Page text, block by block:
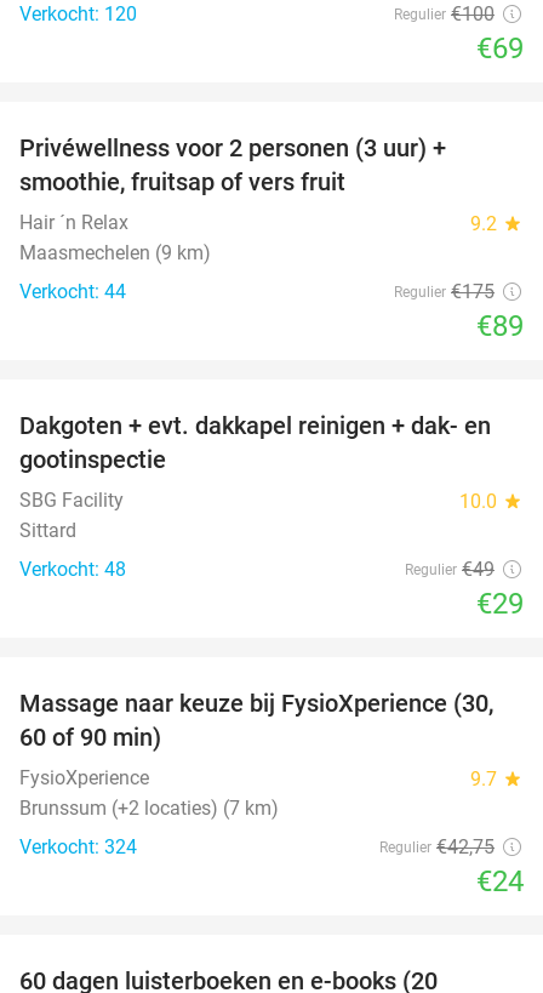
Verkocht: 120
Regulier €100
€69
Privéwellness voor 2 personen (3 uur) +
smoothie, fruitsap of vers fruit
Hair ´n Relax 9.2 star
Maasmechelen (9 km)
Verkocht: 44
Regulier €175
€89
41%
Dakgoten + evt. dakkapel reinigen + dak- en
gootinspectie
SBG Facility 10.0 star
Sittard
Verkocht: 48
Regulier €49
€29
44%
Massage naar keuze bij FysioXperience (30,
60 of 90 min)
FysioXperience 9.7 star
Brunssum (+2 locaties) (7 km)
Verkocht: 324
Regulier €42,75
€24
60 dagen luisterboeken en e-books (20